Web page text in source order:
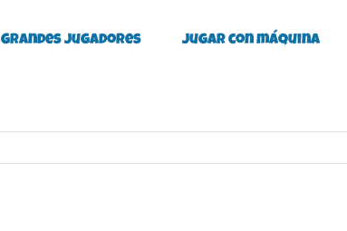
Grandes Jugadores Jugar con máquina